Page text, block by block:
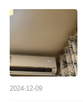
2024-12-09